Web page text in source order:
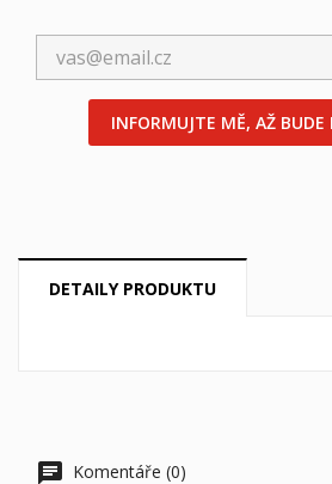
INFORMUJTE MĚ, AŽ BUDE
DETAILY PRODUKTU
Komentáře (0)
add_circle_outline
((cancelText))